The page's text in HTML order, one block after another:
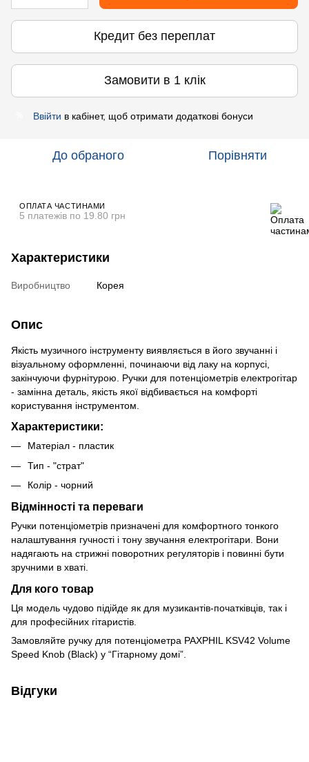
Кредит без переплат
Замовити в 1 клік
Ввійти в кабінет, щоб отримати додаткові бонуси
До обраного Порівняти
ОПЛАТА ЧАСТИНАМИ
5 платежів по 19.80 грн
Характеристики
Виробництво Корея
Опис
Якість музичного інструменту виявляється в його звучанні і
візуальному оформленні, починаючи від лаку на корпусі,
закінчуючи фурнітурою. Ручки для потенціометрів електрогітар
- замінна деталь, якість якої відбивається на комфорті
користування інструментом.
Характеристики:
Матеріал - пластик
Тип - "страт"
Колір - чорний
Відмінності та переваги
Ручки потенціометрів призначені для комфортного тонкого
налаштування гучності і тону звучання електрогітари. Вони
надягають на стрижні поворотних регуляторів і повинні бути
зручними в хваті.
Для кого товар
Ця модель чудово підійде як для музикантів-початківців, так і
для професійних гітаристів.
Замовляйте ручку для потенціометра PAXPHIL KSV42 Volume
Speed Knob (Black) у “Гітарному домі”.
Відгуки